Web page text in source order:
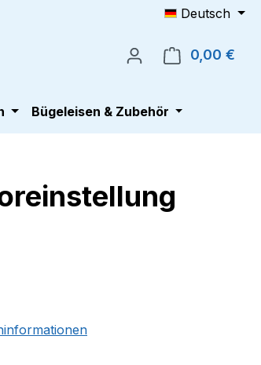
Deutsch
0,00 €
Bügeleisen & Zubehör